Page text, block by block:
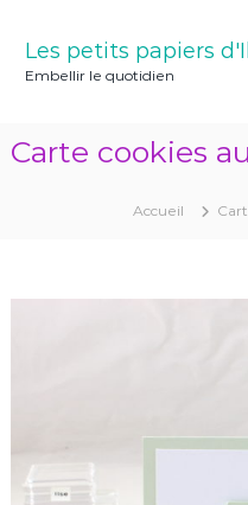
Les petits papiers
Embellir le quotidien
Carte cookies
Accueil